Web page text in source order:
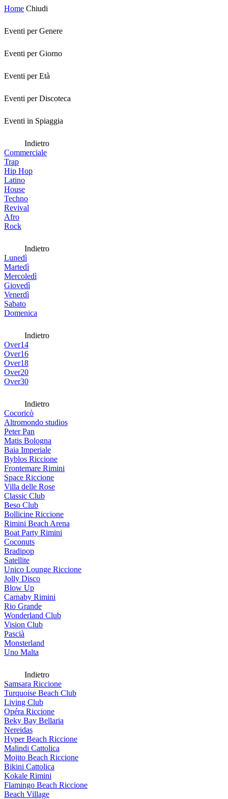
Home Chiudi
Eventi per Genere
Eventi per Giorno
Eventi per Età
Eventi per Discoteca
Eventi in Spiaggia
Indietro
Commerciale
Trap
Hip Hop
Latino
House
Techno
Revival
Afro
Rock
Indietro
Lunedì
Martedì
Mercoledì
Giovedì
Venerdì
Sabato
Domenica
Indietro
Over14
Over16
Over18
Over20
Over30
Indietro
Cocoricò
Altromondo studios
Peter Pan
Matis Bologna
Baia Imperiale
Byblos Riccione
Frontemare Rimini
Space Riccione
Villa delle Rose
Classic Club
Beso Club
Bollicine Riccione
Rimini Beach Arena
Boat Party Rimini
Coconuts
Bradipop
Satellite
Unico Lounge Riccione
Jolly Disco
Blow Up
Carnaby Rimini
Rio Grande
Wonderland Club
Vision Club
Pascià
Monsterland
Uno Malta
Indietro
Samsara Riccione
Turquoise Beach Club
Living Club
Opéra Riccione
Beky Bay Bellaria
Nereidas
Hyper Beach Riccione
Malindi Cattolica
Mojito Beach Riccione
Bikini Cattolica
Kokale Rimini
Flamingo Beach Riccione
Beach Village